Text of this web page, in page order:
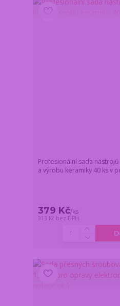
Profesionální sada
a výrobu keramiky 40 ks v
379 Kč/ks
313 Kč bez DPH